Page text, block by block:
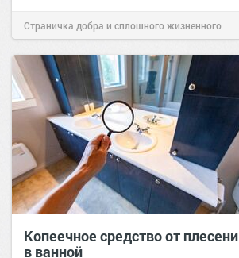
Страничка добра и сплошного жизненного
позитива!19:38Вчера
Копеечное средство от плесени
в ванной